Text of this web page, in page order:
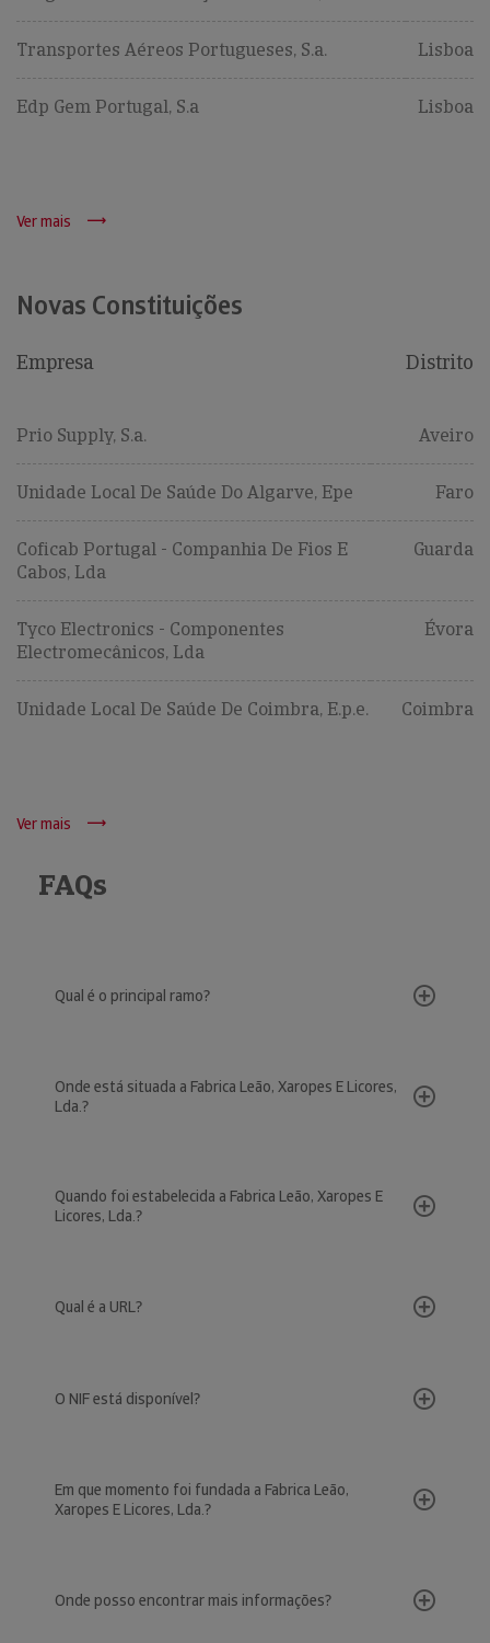
Transportes Aéreos Portugueses, S.a. Lisboa
Edp Gem Portugal, S.a Lisboa
Ver mais
Novas Constituições
Empresa Distrito
Prio Supply, S.a. Aveiro
Unidade Local De Saúde Do Algarve, Epe Faro
Coficab Portugal - Companhia De Fios E
Cabos, Lda
Guarda
Tyco Electronics - Componentes
Electromecânicos, Lda
Évora
Unidade Local De Saúde De Coimbra, E.p.e. Coimbra
Ver mais
FAQs
Qual é o principal ramo?
Onde está situada a Fabrica Leão, Xaropes E Licores,
Lda.?
Quando foi estabelecida a Fabrica Leão, Xaropes E
Licores, Lda.?
Qual é a URL?
O NIF está disponível?
Em que momento foi fundada a Fabrica Leão,
Xaropes E Licores, Lda.?
Onde posso encontrar mais informações?